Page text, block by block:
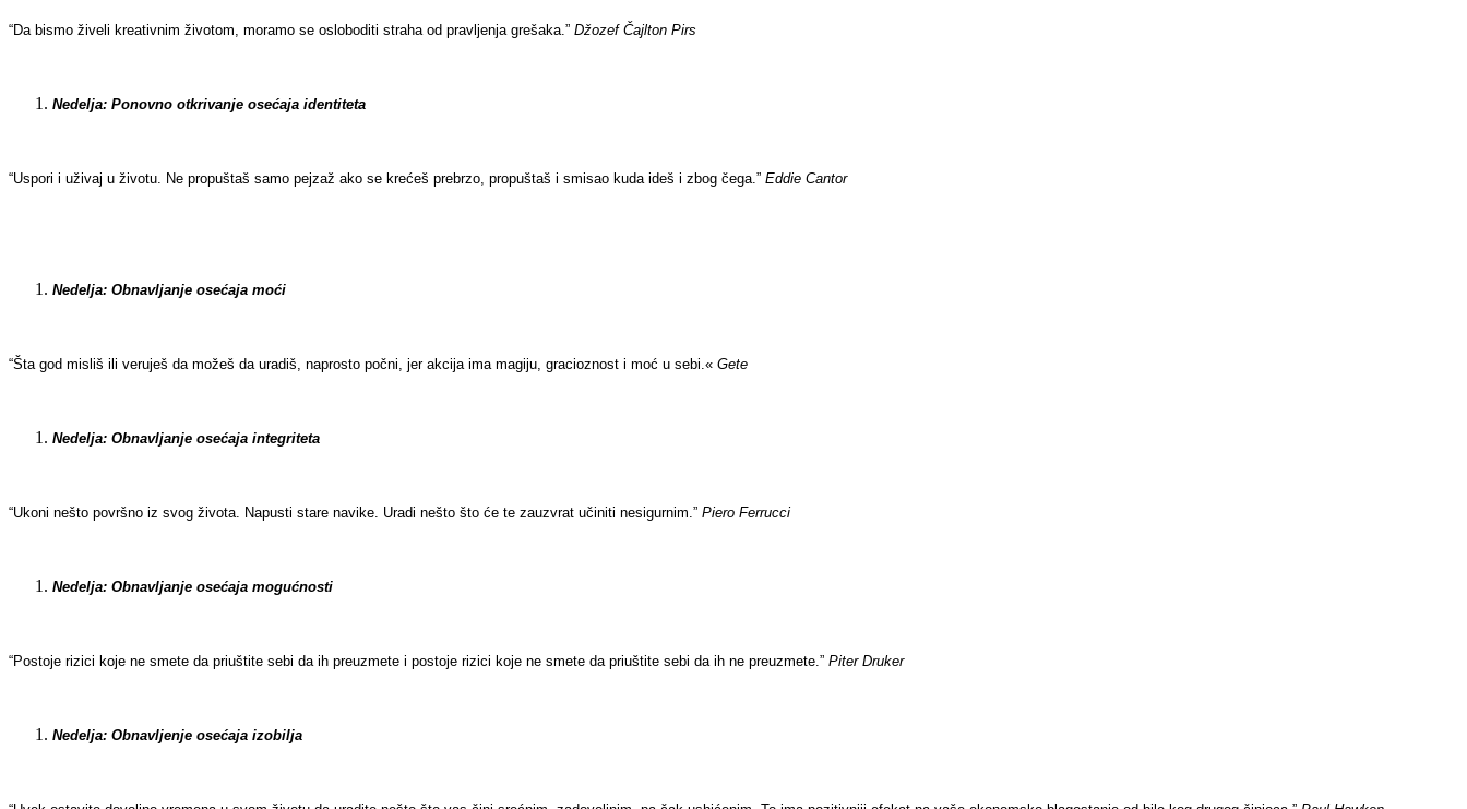
“Da bismo živeli kreativnim životom, moramo se osloboditi straha od pravljenja grešaka.” Džozef Čajlton Pirs
Nedelja: Ponovno otkrivanje osećaja identiteta
“Uspori i uživaj u životu. Ne propuštaš samo pejzaž ako se krećeš prebrzo, propuštaš i smisao kuda ideš i zbog čega.” Eddie Cantor
Nedelja: Obnavljanje osećaja moći
“Šta god misliš ili veruješ da možeš da uradiš, naprosto počni, jer akcija ima magiju, gracioznost i moć u sebi.« Gete
Nedelja: Obnavljanje osećaja integriteta
“Ukoni nešto površno iz svog života. Napusti stare navike. Uradi nešto što će te zauzvrat učiniti nesigurnim.” Piero Ferrucci
Nedelja: Obnavljanje osećaja mogućnosti
“Postoje rizici koje ne smete da priuštite sebi da ih preuzmete i postoje rizici koje ne smete da priuštite sebi da ih ne preuzmete.” Piter Druker
Nedelja: Obnavljenje osećaja izobilja